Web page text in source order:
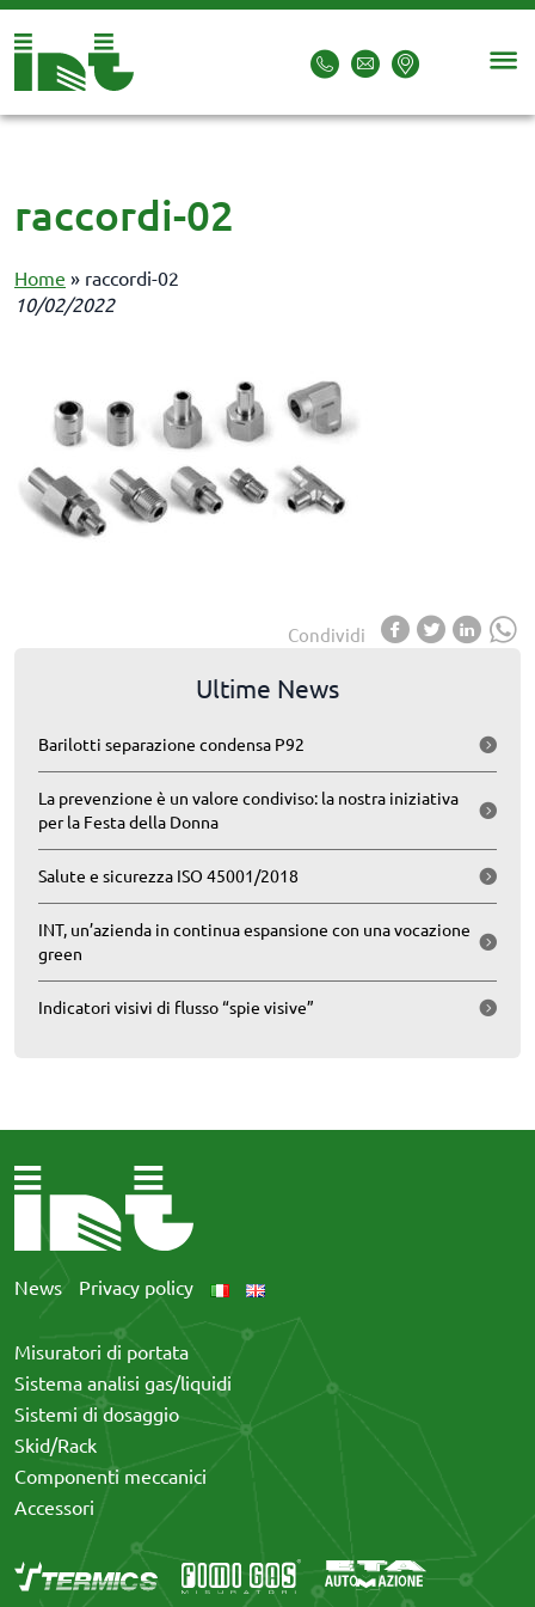
raccordi-02
Home » raccordi-02
10/02/2022
Condividi
Ultime News
Barilotti separazione condensa P92
La prevenzione è un valore condiviso: la nostra iniziativa
per la Festa della Donna
Salute e sicurezza ISO 45001/2018
INT, un’azienda in continua espansione con una vocazione
green
Indicatori visivi di flusso “spie visive”
News Privacy policy
Misuratori di portata
Sistema analisi gas/liquidi
Sistemi di dosaggio
Skid/Rack
Componenti meccanici
Accessori